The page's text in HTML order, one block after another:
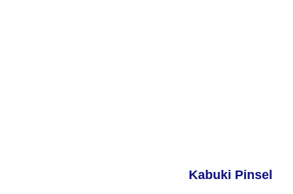
Kabuki Pinsel